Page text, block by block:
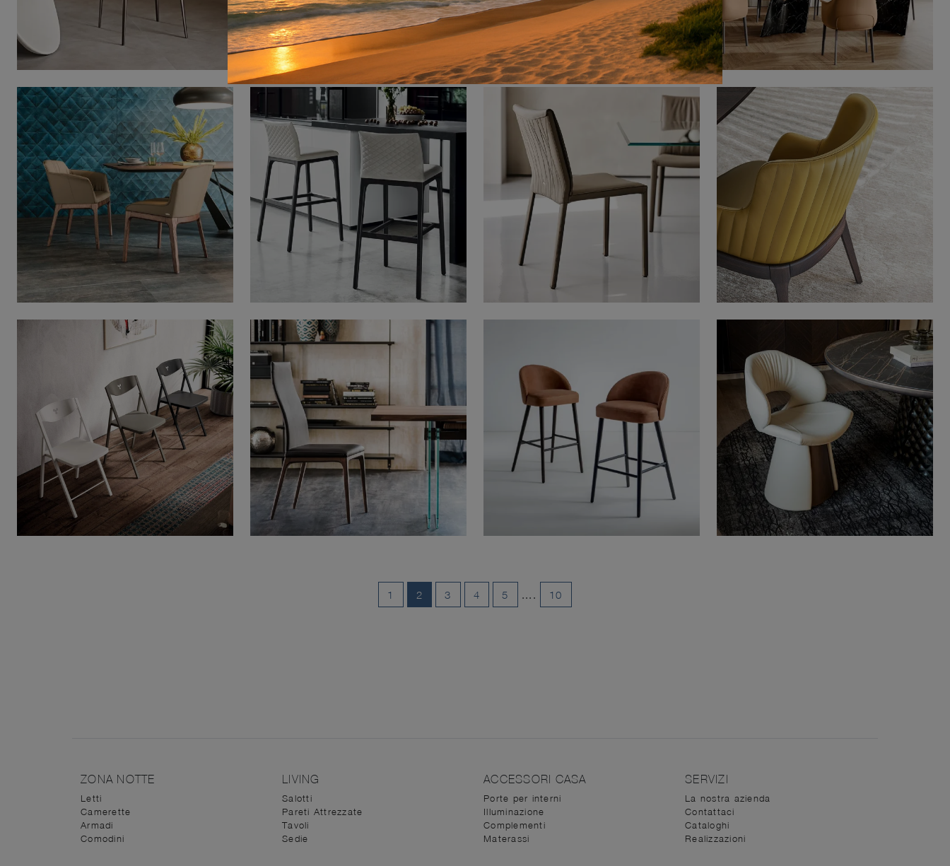
1 2 3 4 5 10
ZONA NOTTE
Letti
Camerette
Armadi
Comodini
LIVING
Salotti
Pareti Attrezzate
Tavoli
Sedie
ACCESSORI CASA
Porte per interni
Illuminazione
Complementi
Materassi
SERVIZI
La nostra azienda
Contattaci
Cataloghi
Realizzazioni